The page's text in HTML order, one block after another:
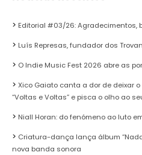
Editorial #03/26: Agradecimentos,
Luís Represas, fundador dos
O Indie Music Fest 2026 abre as
Xico Gaiato canta a dor de deixar
“Voltas e Voltas” e pisca o olho ao
Niall Horan: do fenómeno ao luto
Criatura-dança lança álbum
nova banda sonora